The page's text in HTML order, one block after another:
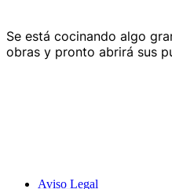
Se está cocinando algo
obras y pronto abrirá sus
Aviso Legal